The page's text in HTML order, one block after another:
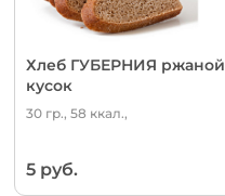
Хлеб ГУБЕРНИЯ ржаной
кусок
30 гр., 58 ккал.,
5 руб.